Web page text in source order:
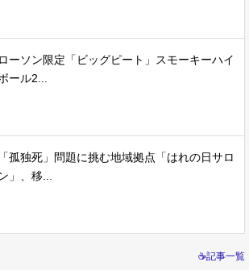
ローソン限定「ビッグピート」スモーキーハイ
ール2...
「孤独死」問題に挑む地域拠点「はれの日サロ
ン」、移...
☕記事一覧